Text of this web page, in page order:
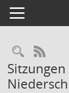
Toggle navigation